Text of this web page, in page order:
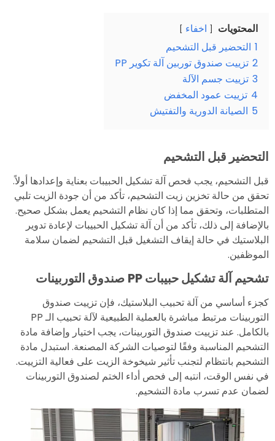
المحتويات
اخفاء
1 التحضير قبل التشحيم
2 تزييت صندوق توربين آلة تكوير PP
3 تزييت جسم الآلة
4 تزييت عمود المخفض
5 الصيانة الدورية والتفتيش
التحضير قبل التشحيم
قبل التشحيم، يجب فحص آلة تشكيل الحبيبات بعناية وإعدادها أولاً.
تحقق من حالة تخزين زيت التشحيم، تأكد من أن جودة الزيت تلبي
المتطلبات، وتحقق مما إذا كان نظام التشحيم يعمل بشكل صحيح.
بالإضافة إلى ذلك، تأكد من أن آلة تشكيل الحبيبات لإعادة تدوير
البلاستيك في حالة إيقاف التشغيل قبل التشحيم لضمان سلامة
الموظفين.
تشحيم آلة تشكيل حبيبات PP صندوق التوربينات
كجزء أساسي من آلة تحبيب البلاستيك، فإن تزييت صندوق
التوربينات مرتبط مباشرة بالعملية الطبيعية لآلة تحبيب الـ PP
بالكامل. عند تزييت صندوق التوربينات، يجب اختيار وإضافة مادة
التشحيم المناسبة وفقًا لتوصيات الشركة المصنعة. استبدل مادة
التشحيم بانتظام لتجنب تأثير شيخوخة الزيت على فعالية التزييت.
في نفس الوقت، انتبه إلى فحص أداء الختم لصندوق التوربينات
لضمان عدم تسرب مادة التشحيم.